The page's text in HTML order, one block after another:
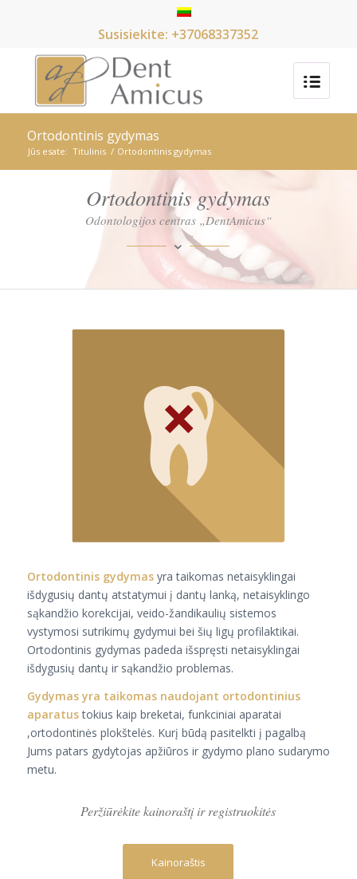
Susisiekite: +37068337352
Ortodontinis gydymas
Jūs esate: Titulinis / Ortodontinis gydymas
Ortodontinis gydymas
Odontologijos centras „DentAmicus“
Ortodontinis gydymasyra taikomas netaisyklingai
išdygusių dantų atstatymui į dantų lanką, netaisyklingo
sąkandžio korekcijai, veido-žandikaulių sistemos
vystymosi sutrikimų gydymui bei šių ligų profilaktikai.
Ortodontinis gydymas padeda išspręsti netaisyklingai
išdygusių dantų ir sąkandžio problemas.
Gydymas yra taikomas naudojant ortodontinius
aparatustokius kaip breketai, funkciniai aparatai
,ortodontinės plokštelės. Kurį būdą pasitelkti į pagalbą
Jums patars gydytojas apžiūros ir gydymo plano sudarymo
metu.
Peržiūrėkite kainoraštį ir registruokitės
Kainoraštis